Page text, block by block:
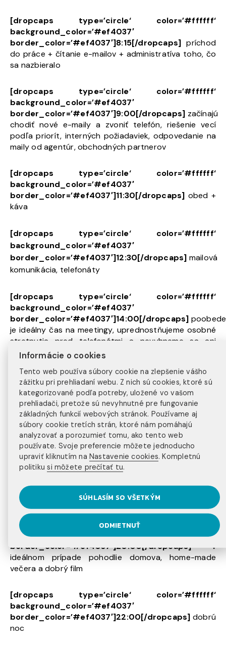
[dropcaps type=’circle‘ color=’#ffffff‘
background_color=’#ef4037′
border_color=’#ef4037′]8:15[/dropcaps] príchod
do práce + čítanie e-mailov + administratíva toho, čo
sa nazbieralo
[dropcaps type=’circle‘ color=’#ffffff‘
background_color=’#ef4037′
border_color=’#ef4037′]9:00[/dropcaps] začínajú
chodiť nové e-maily a zvoniť telefón, riešenie vecí
podľa priorít, interných požiadaviek, odpovedanie na
maily od agentúr, obchodných partnerov
[dropcaps type=’circle‘ color=’#ffffff‘
background_color=’#ef4037′
border_color=’#ef4037′]11:30[/dropcaps] obed +
káva
[dropcaps type=’circle‘ color=’#ffffff‘
background_color=’#ef4037′
border_color=’#ef4037′]12:30[/dropcaps] mailová
komunikácia, telefonáty
[dropcaps type=’circle‘ color=’#ffffff‘
background_color=’#ef4037′
border_color=’#ef4037′]14:00[/dropcaps] poobede
je ideálny čas na meetingy, uprednostňujeme osobné
stretnutia pred telefonátmi a nevyhneme sa ani
administratíve
[dropcaps type=’circle‘ color=’#ffffff‘
background_color=’#ef4037′
border_color=’#ef4037′]17:30[/dropcaps]odchod
z práce
[dropcaps type=’circle‘ color=’#ffffff‘
background_color=’#ef4037′
border_color=’#ef4037′]18:00[/dropcaps]
na stretnutie s priateľmi, beh v prírode, posledná
príležitosť hodiť veci do práčky (lebo potom už rušíme
nočný kľud)
[dropcaps type=’circle‘ color=’#ffffff‘
background_color=’#ef4037′
border_color=’#ef4037′]20:00[/dropcaps]v
ideálnom prípade pohodlie domova, home-made
večera a dobrý film
[dropcaps type=’circle‘ color=’#ffffff‘
background_color=’#ef4037′
border_color=’#ef4037′]22:00[/dropcaps] dobrú
noc
Informácie o cookies
Tento web používa súbory cookie na zlepšenie vášho
zážitku pri prehliadaní webu. Z nich sú cookies, ktoré sú
kategorizované podľa potreby, uložené vo vašom
prehliadači, pretože sú nevyhnutné pre fungovanie
základných funkcií webových stránok. Používame aj
súbory cookie tretích strán, ktoré nám pomáhajú
analyzovať a porozumieť tomu, ako tento web
používate. Svoje preferencie môžete jednoducho
upraviť kliknutím naNastavenie cookies. Kompletnú
politikusi môžete prečítať tu.
SÚHLASÍM SO VŠETKÝM
ODMIETNUŤ